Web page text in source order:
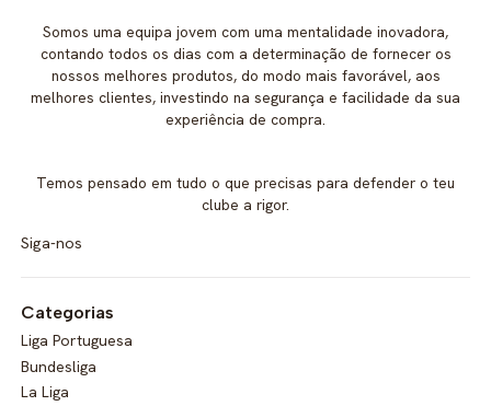
Somos uma equipa jovem com uma mentalidade inovadora,
contando todos os dias com a determinação de fornecer os
nossos melhores produtos, do modo mais favorável, aos
melhores clientes, investindo na segurança e facilidade da sua
experiência de compra.
Temos pensado em tudo o que precisas para defender o teu
clube a rigor.
Siga-nos
Categorias
Liga Portuguesa
Bundesliga
La Liga